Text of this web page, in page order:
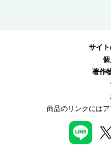
サイ
個
著作
商品のリンクにはア